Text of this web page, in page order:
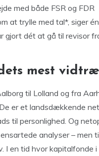
med både FSR og FDR
at trylle med tal*, siger
gjort dét at gå til revisor
mest
til Lolland og fra
er et landsdækkende
til personlighed. Og
analyser –
I en tid hvor kapitalfonde